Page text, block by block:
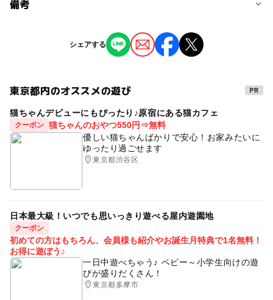
料金について
人）・子ども券1,500円(2人目以降、中学生以下）
備考
※掲載の情報は天候や主催者側の都合などにより変更にな
ることがあります。
シェアする
東京都内のオススメの遊び
猫ちゃんデビューにもぴったり♪原宿にある猫カフェ
クーポン 猫ちゃんのおやつ550円⇒無料
優しい猫ちゃんばかりで安心！お家みたいに
ゆったり過ごせます
東京都渋谷区
日本最大級！いつでも思いっきり遊べる屋内遊園地
クーポン
初めての方はもちろん、会員様も紹介やお誕生月特典で1名無料！
お得に遊ぼう♪
一日中遊べちゃう♪ ベビー～小学生向けの遊
びが盛りだくさん！
東京都多摩市